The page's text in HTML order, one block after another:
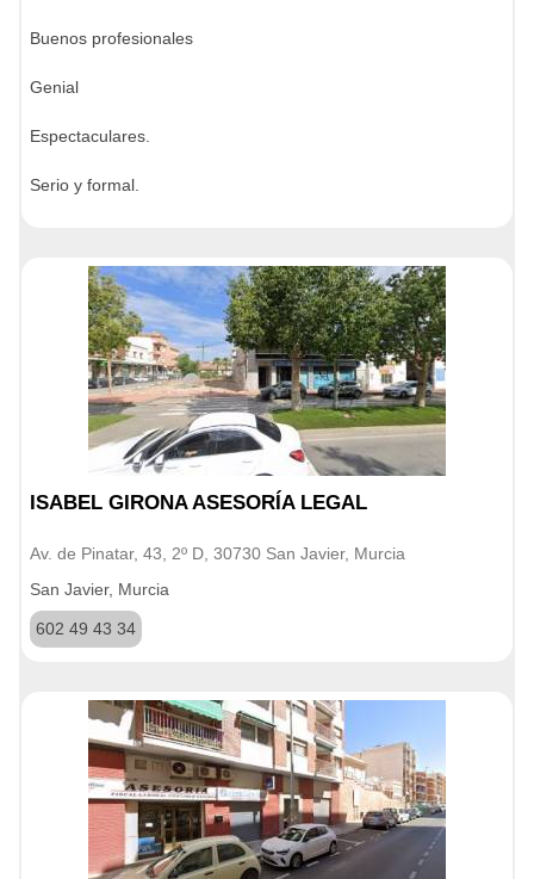
Buenos profesionales
Genial
Espectaculares.
Serio y formal.
ISABEL GIRONA ASESORÍA LEGAL
Av. de Pinatar, 43, 2º D, 30730 San Javier, Murcia
San Javier, Murcia
602 49 43 34